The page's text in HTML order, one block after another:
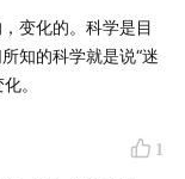
杠少女范米索
变化的。科学是目
知的科学就是说“迷
。
1